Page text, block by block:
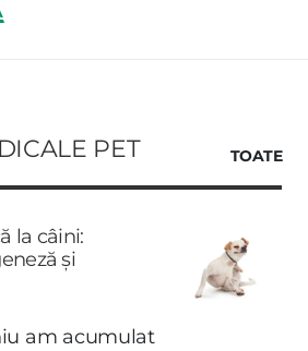
PET TOATE
la câini:
și
am acumulat